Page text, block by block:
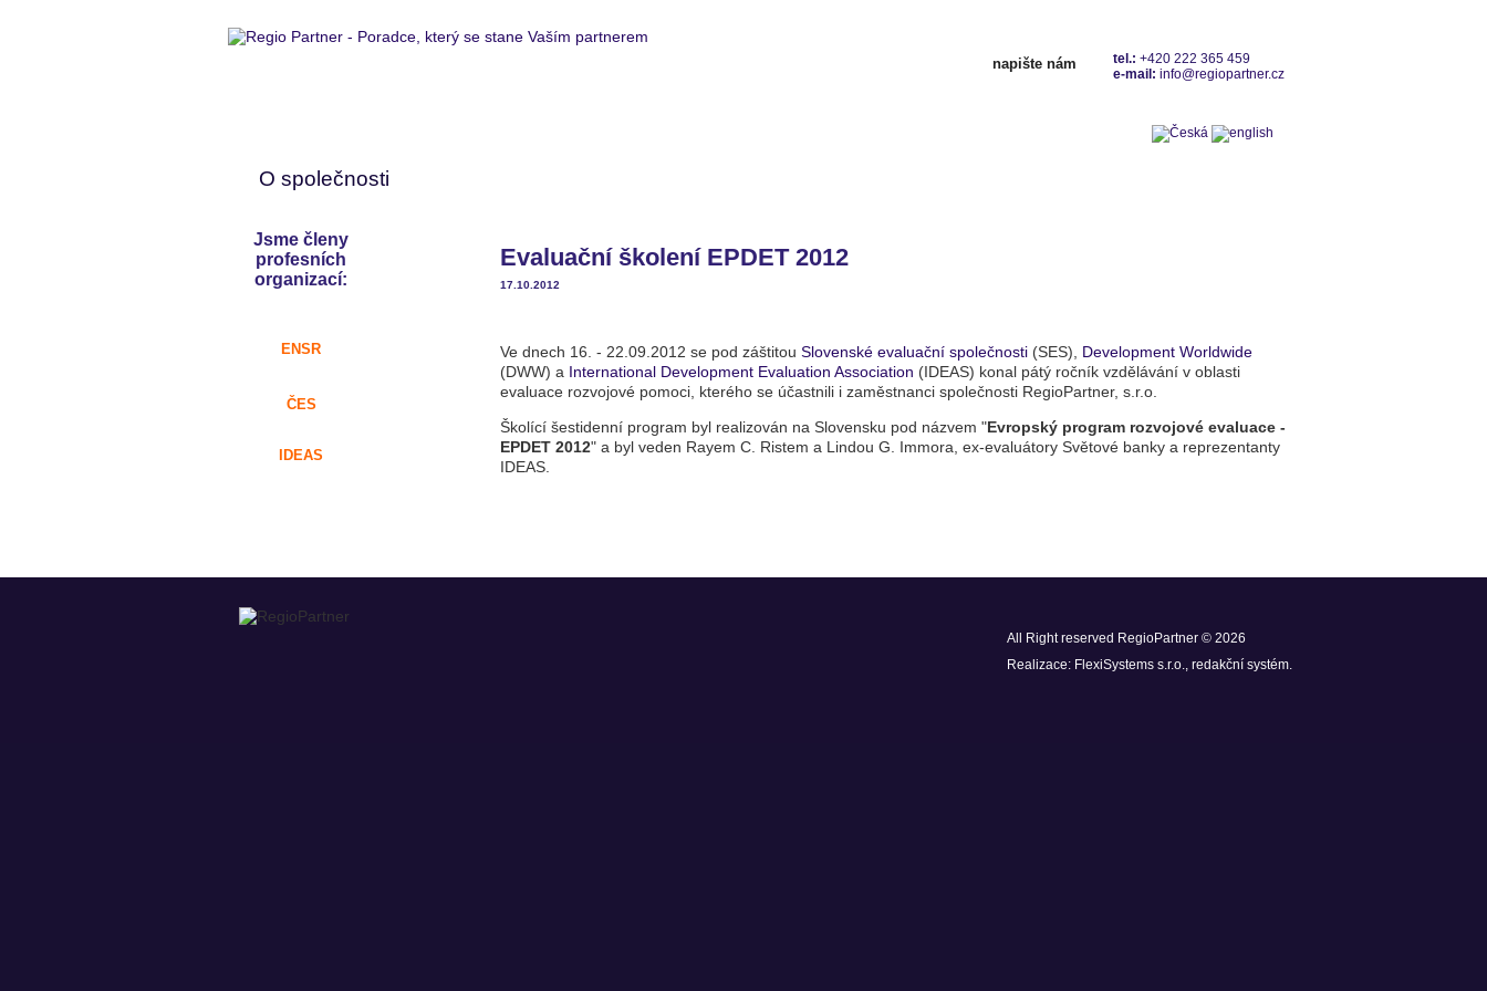
Evaluační školení EPDET 2012
17.10.2012
Ve dnech 16. - 22.09.2012 se pod záštitou Slovenské evaluační společnosti (SES), Development Worldwide
(DWW) a International Development Evaluation Association (IDEAS) konal pátý ročník vzdělávání v oblasti
evaluace rozvojové pomoci, kterého se účastnili i zaměstnanci společnosti RegioPartner, s.r.o.
Školící šestidenní program byl realizován na Slovensku pod názvem "Evropský program rozvojové evaluace -
EPDET 2012" a byl veden Rayem C. Ristem a Lindou G. Immora, ex-evaluátory Světové banky a reprezentanty
IDEAS.
Jsme členy
profesních
organizací:
ENSR
ČES
IDEAS
O společnosti
napište nám tel.: +420 222 365 459
e-mail: info@regiopartner.cz
All Right reserved RegioPartner © 2026
Realizace: FlexiSystems s.r.o., redakční systém.